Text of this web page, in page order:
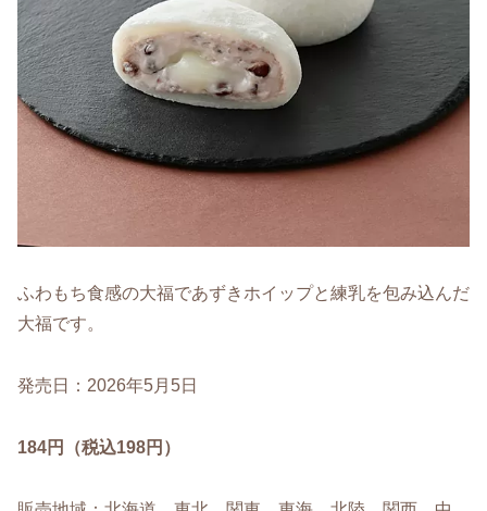
ふわもち食感の大福であずきホイップと練乳を包み込んだ
大福です。
発売日：2026年5月5日
184円（税込198円）